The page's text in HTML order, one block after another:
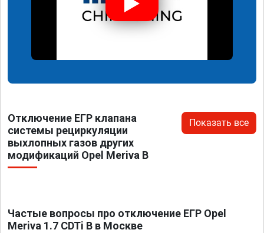
Отключение ЕГР клапана
системы рециркуляции
выхлопных газов других
модификаций Opel Meriva B
Показать все
Частые вопросы про отключение ЕГР Opel
Meriva 1.7 CDTi B в Москве